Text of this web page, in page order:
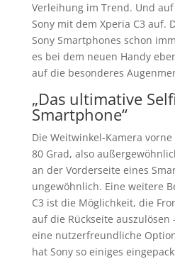
Verleihung im Trend. Und
Sony mit dem Xperia C3 auf.
Sony Smartphones schon
es bei dem neuen Handy
auf die besonderes
„Das ultimative
Smartphone“
Die Weitwinkel-Kamera
80 Grad, also
an der Vorderseite eines
ungewöhnlich. Eine weitere
C3 ist die Möglichkeit, die
auf die Rückseite auszulösen
eine nutzerfreundliche
hat Sony so einiges